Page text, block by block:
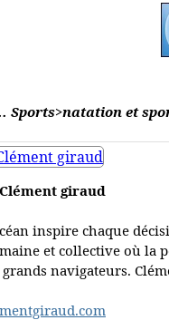
Sports>natation et
Clément giraud
inspire chaque
et collective où la
grands navigateurs.